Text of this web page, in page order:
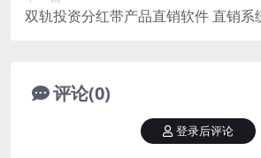
双轨投资分红带产品直销软件 直销系
评论(0)
登录后评论